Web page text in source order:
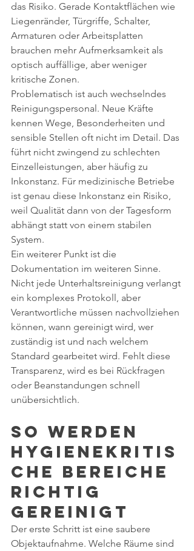
das Risiko. Gerade Kontaktflächen wie
Liegenränder, Türgriffe, Schalter,
Armaturen oder Arbeitsplatten
brauchen mehr Aufmerksamkeit als
optisch auffällige, aber weniger
kritische Zonen.
Problematisch ist auch wechselndes
Reinigungspersonal. Neue Kräfte
kennen Wege, Besonderheiten und
sensible Stellen oft nicht im Detail. Das
führt nicht zwingend zu schlechten
Einzelleistungen, aber häufig zu
Inkonstanz. Für medizinische Betriebe
ist genau diese Inkonstanz ein Risiko,
weil Qualität dann von der Tagesform
abhängt statt von einem stabilen
System.
Ein weiterer Punkt ist die
Dokumentation im weiteren Sinne.
Nicht jede Unterhaltsreinigung verlangt
ein komplexes Protokoll, aber
Verantwortliche müssen nachvollziehen
können, wann gereinigt wird, wer
zuständig ist und nach welchem
Standard gearbeitet wird. Fehlt diese
Transparenz, wird es bei Rückfragen
oder Beanstandungen schnell
unübersichtlich.
So werden
hygienekritis
che Bereiche
richtig
gereinigt
Der erste Schritt ist eine saubere
Objektaufnahme. Welche Räume sind